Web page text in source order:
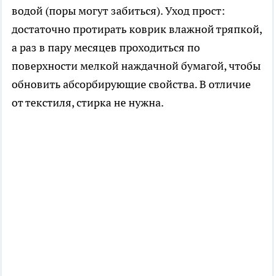
водой (поры могут забиться). Уход прост:
достаточно протирать коврик влажной тряпкой,
а раз в пару месяцев проходиться по
поверхности мелкой наждачной бумагой, чтобы
обновить абсорбирующие свойства. В отличие
от текстиля, стирка не нужна.